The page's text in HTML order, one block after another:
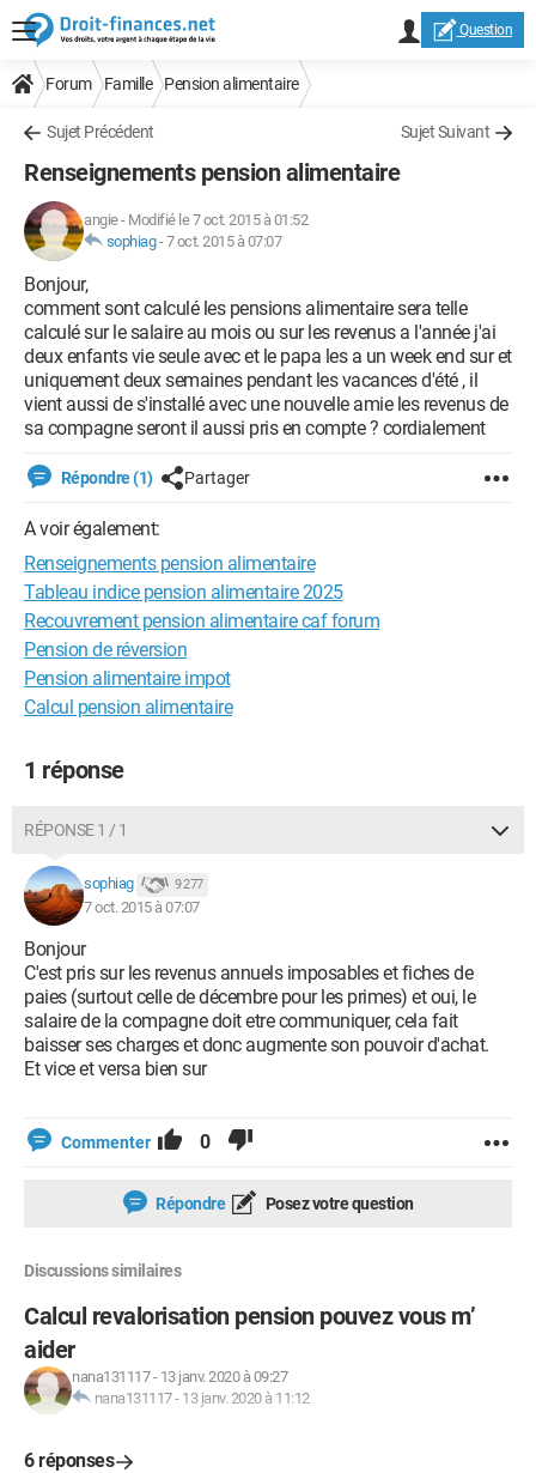
Question
Forum Famille Pension alimentaire
Sujet Précédent Sujet Suivant
Renseignements pension alimentaire
angie- Modifié le 7 oct. 2015 à 01:52
sophiag-7 oct. 2015 à 07:07
Bonjour,
comment sont calculé les pensions alimentaire sera telle
calculé sur le salaire au mois ou sur les revenus a l'année j'ai
deux enfants vie seule avec et le papa les a un week end sur et
uniquement deux semaines pendant les vacances d'été , il
vient aussi de s'installé avec une nouvelle amie les revenus de
sa compagne seront il aussi pris en compte ? cordialement
Répondre (1) Partager
A voir également:
Renseignements pension alimentaire
Tableau indice pension alimentaire 2025
Recouvrement pension alimentaire caf forum
Pension de réversion
Pension alimentaire impot
Calcul pension alimentaire
1 réponse
RÉPONSE 1 / 1
sophiag 9 277
7 oct. 2015 à 07:07
Bonjour
C'est pris sur les revenus annuels imposables et fiches de
paies (surtout celle de décembre pour les primes) et oui, le
salaire de la compagne doit etre communiquer, cela fait
baisser ses charges et donc augmente son pouvoir d'achat.
Et vice et versa bien sur
Commenter 0
Répondre Posez votre question
Discussions similaires
Calcul revalorisation pension pouvez vous m’
aider
nana131117- 13 janv. 2020 à 09:27
nana131117- 13 janv. 2020 à 11:12
6 réponses